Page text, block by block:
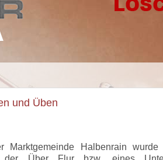
und Üben
Marktgemeinde Halbenrain